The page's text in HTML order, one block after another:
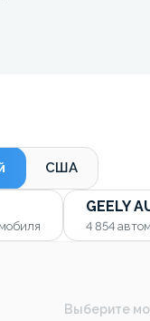
США
GEELY
4 854
Выберите